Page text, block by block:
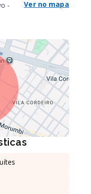
-
Ver no mapa